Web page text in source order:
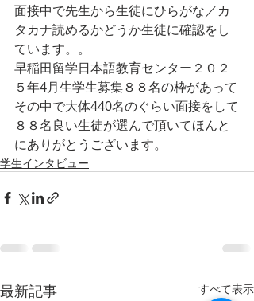
面接中で先生から生徒にひらがな／カ
タカナ読めるかどうか生徒に確認をし
ています。。
早稲田留学日本語教育センター２０２
５年4月生学生募集８８名の枠があって
その中で大体440名のぐらい面接をして
８８名良い生徒が選んで頂いてほんと
にありがとうございます。
学生インタビュー
最新記事 すべて表示